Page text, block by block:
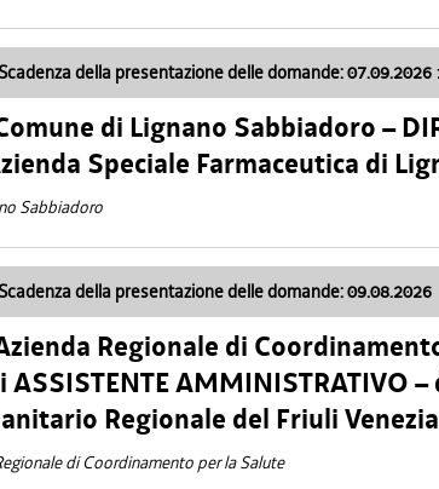
Scadenza della presentazione delle domande: 07.09.2026
di Lignano Sabbiadoro –
Speciale Farmaceutica di
Sabbiadoro
Scadenza della presentazione delle domande: 09.08.2026
Regionale di
ASSISTENTE AMMINISTRATIVO
Regionale del Friuli
di Coordinamento per la Salute